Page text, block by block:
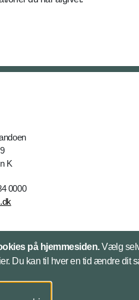
K
0000
på hjemmesiden.Vælg
Du kan til hver en tid ændre dit